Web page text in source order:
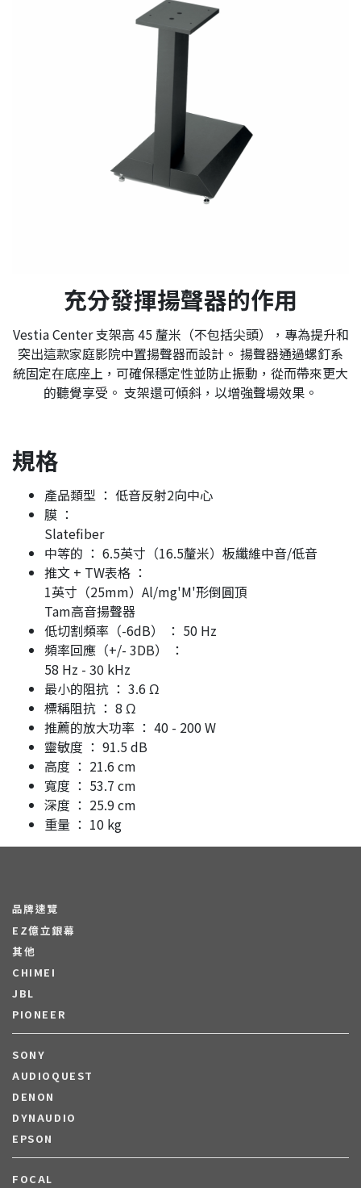
充分發揮揚聲器的作用
Vestia Center 支架高 45 釐米（不包括尖頭），專為提升和
突出這款家庭影院中置揚聲器而設計。 揚聲器通過螺釘系
統固定在底座上，可確保穩定性並防止振動，從而帶來更大
的聽覺享受。 支架還可傾斜，以增強聲場效果。
規格
產品類型 ： 低音反射2向中心
膜 ：
Slatefiber
中等的 ： 6.5英寸（16.5釐米）板纖維中音/低音
推文 + TW表格 ：
1英寸（25mm）Al/mg'M'形倒圓頂
Tam高音揚聲器
低切割頻率（-6dB） ： 50 Hz
頻率回應（+/- 3DB） ：
58 Hz - 30 kHz
最小的阻抗 ： 3.6 Ω
標稱阻抗 ： 8 Ω
推薦的放大功率 ： 40 - 200 W
靈敏度 ： 91.5 dB
高度 ： 21.6 cm
寬度 ： 53.7 cm
深度 ： 25.9 cm
重量 ： 10 kg
品牌速覽
EZ億立銀幕
其他
CHIMEI
JBL
PIONEER
SONY
AUDIOQUEST
DENON
DYNAUDIO
EPSON
FOCAL